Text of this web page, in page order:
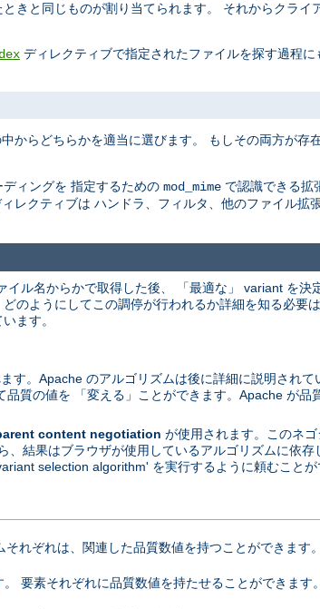
きと同じものが割り当てられます。 それからクライ
ディレクティブで指定されたファイルを探す過程
からどちらかを適当に選びます。 もしその両方が存
ィングを 指定するための mod_mime で認識できる拡
レクティブは ハンドラ、フィルタ、他のファイル拡
ル名からかで取得した後、 「最適な」 variant を決
のようにしてこの調停が行われるか詳細を知る必要
ます。
す。Apache のアルゴリズムは後に詳細に説明され
質の値を 「変える」ことができます。Apache が品
content negotiation が使用されます。このネゴ
、結果はブラウザが使用しているアルゴリズムに依
selection algorithm' を実行するように頼むことが
れぞれは、関連した品質数値を持つことができます
要素それぞれに品質数値を持たせることができます